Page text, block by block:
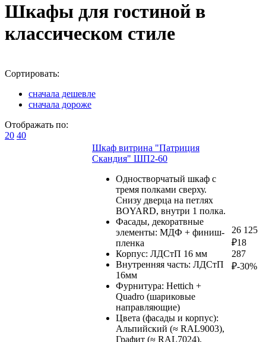
Шкафы для гостиной в
классическом стиле
Сортировать:
сначала дешевле
сначала дороже
Отображать по:
20 40
Шкаф витрина "Патриция
Скандия" ШП2-60
Одностворчатый шкаф с
тремя полками сверху.
Снизу дверца на петлях
BOYARD, внутри 1 полка.
Фасады, декоратвные
элементы: МДФ + финиш-
пленка
Корпус: ЛДСтП 16 мм
Внутренняя часть: ЛДСтП
16мм
Фурнитура: Hettich +
Quadro (шариковые
направляющие)
Цвета (фасады и корпус):
Альпийский (≈ RAL9003),
Графит (≈ RAL7024).
26 125
₽18
287
₽-30%